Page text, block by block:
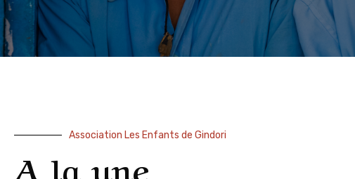
Association Les Enfants de Gindori
A la une